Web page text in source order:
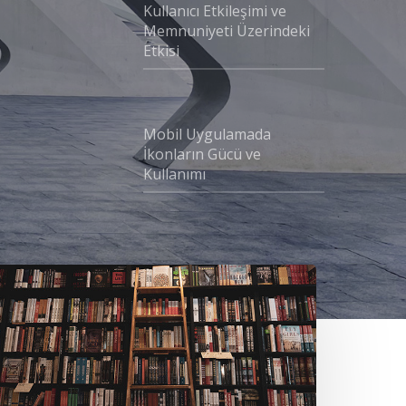
Kullanıcı Etkileşimi ve
Memnuniyeti Üzerindeki
Etkisi
Mobil Uygulamada
İkonların Gücü ve
Kullanımı